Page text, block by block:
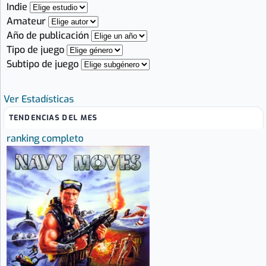
Indie
Amateur
Año de publicación
Tipo de juego
Subtipo de juego
Ver Estadísticas
TENDENCIAS DEL MES
ranking completo